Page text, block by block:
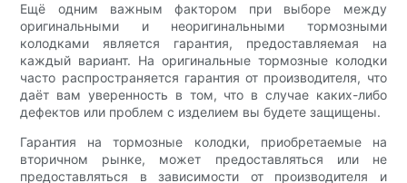
Ещё одним важным фактором при выборе между
оригинальными и неоригинальными тормозными
колодками является гарантия, предоставляемая на
каждый вариант. На оригинальные тормозные колодки
часто распространяется гарантия от производителя, что
даёт вам уверенность в том, что в случае каких-либо
дефектов или проблем с изделием вы будете защищены.
Гарантия на тормозные колодки, приобретаемые на
вторичном рынке, может предоставляться или не
предоставляться в зависимости от производителя и